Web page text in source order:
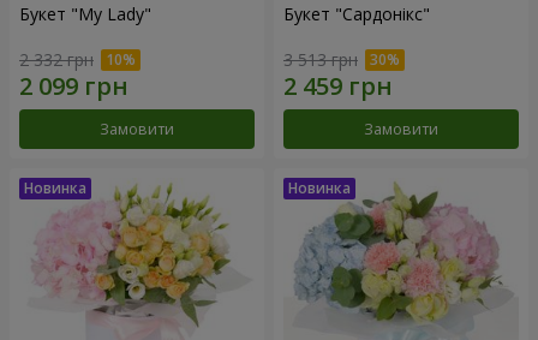
Букет "My Lady"
2 332 грн
Замовити
Букет "Сардонікс"
3 513 грн
Замовити